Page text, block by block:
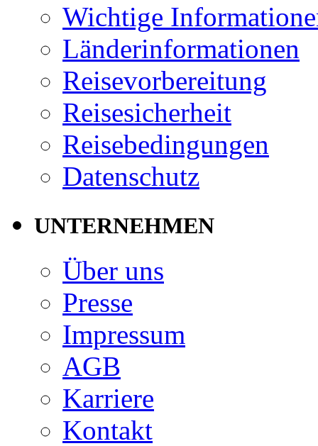
Wichtige
Länderinformationen
Reisevorbereitung
Reisesicherheit
Reisebedingungen
Datenschutz
UNTERNEHMEN
Über uns
Presse
Impressum
AGB
Karriere
Kontakt